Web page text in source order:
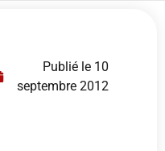
Publié le 10
septembre 2012